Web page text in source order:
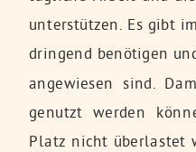
unterstützen. Es gibt
dringend benötigen
angewiesen sind.
genutzt werden
Platz nicht überlastet